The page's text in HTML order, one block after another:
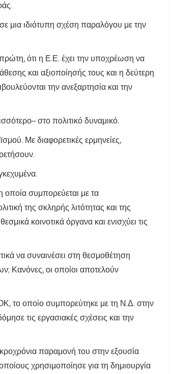
μια ιδιότυπη σχέση παραλόγου με την
ότι η Ε.Ε. έχει την υποχρέωση να
και αξιοποίησής τους και η δεύτερη
την ανεξαρτησία και την
στο πολιτικό δυναμικό.
Με διαφορετικές ερμηνείες,
οποία συμπορεύεται με τα
της σκληρής λιτότητας και της
κοινοτικά όργανα και ενισχύει τις
να συναινέσει στη θεσμοθέτηση
Κανόνες, οι οποίοι αποτελούν
το οποίο συμπορεύτηκε με τη Ν.Δ. στην
τις εργασιακές σχέσεις και την
παραμονή του στην εξουσία
χρησιμοποίησε για τη δημιουργία